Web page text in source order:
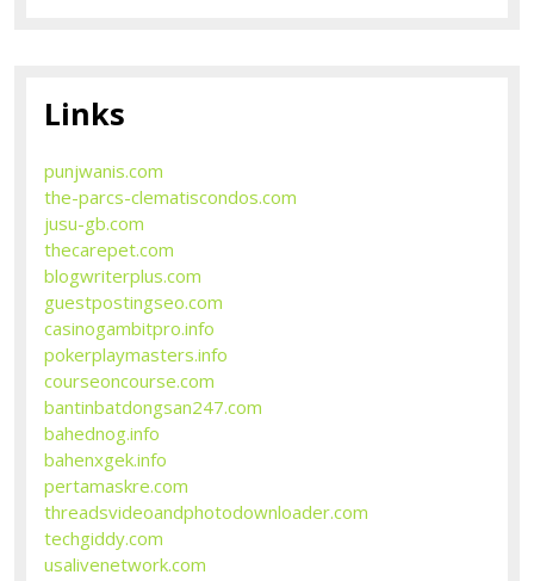
Links
punjwanis.com
the-parcs-clematiscondos.com
jusu-gb.com
thecarepet.com
blogwriterplus.com
guestpostingseo.com
casinogambitpro.info
pokerplaymasters.info
courseoncourse.com
bantinbatdongsan247.com
bahednog.info
bahenxgek.info
pertamaskre.com
threadsvideoandphotodownloader.com
techgiddy.com
usalivenetwork.com